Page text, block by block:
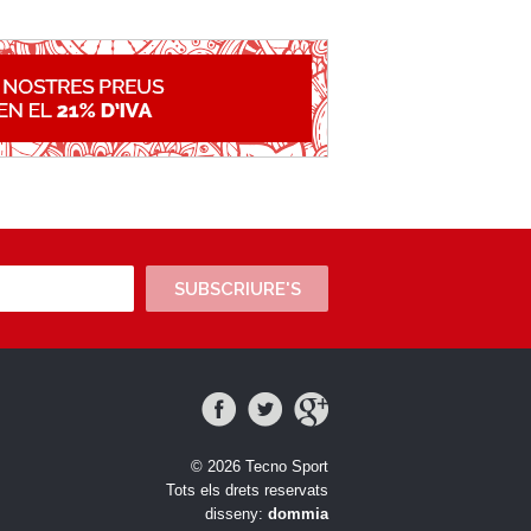
SUBSCRIURE'S
© 2026 Tecno Sport
Tots els drets reservats
disseny: dommia